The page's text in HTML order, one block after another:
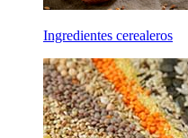
Ingredientes cerealeros